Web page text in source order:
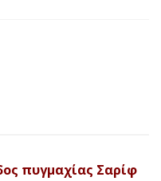
πυγμαχίας Σαρίφ